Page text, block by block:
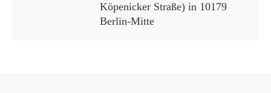
Köpenicker Straße) in 10179
Berlin-Mitte